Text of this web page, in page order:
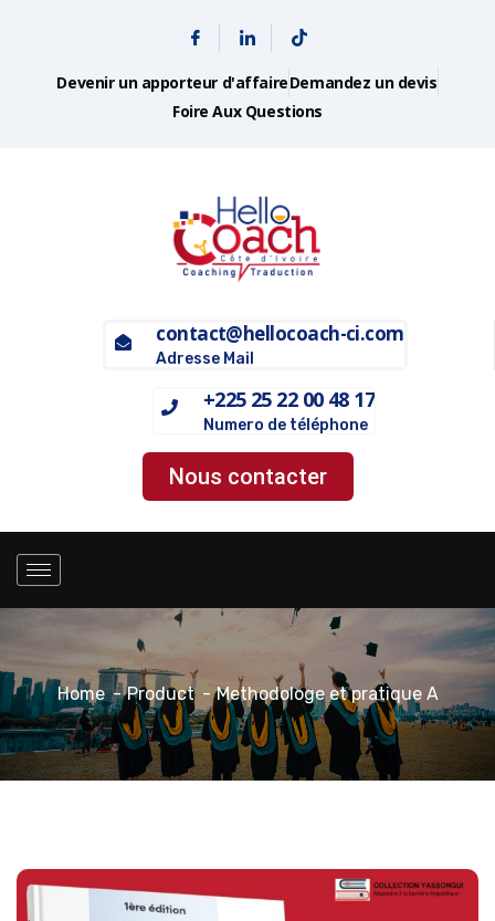
Devenir un apporteur d'affaireDemandez un devis
Foire Aux Questions
contact@hellocoach-ci.com
Adresse Mail
+225 25 22 00 48 17
Numero de téléphone
Nous contacter
Home Product Methodologe et pratique A